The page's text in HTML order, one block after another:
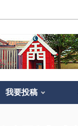
我要投稿